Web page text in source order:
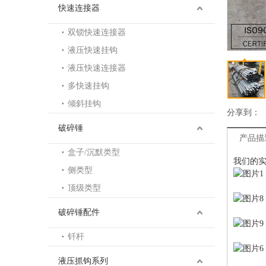
快速连接器
双锁快速连接器
液压快速挂钩
液压快速连接器
多快速挂钩
倾斜挂钩
破碎锤
盒子/沉默类型
侧类型
顶级类型
破碎锤配件
钎杆
液压抓钩系列
分享到：
产品描
我们的